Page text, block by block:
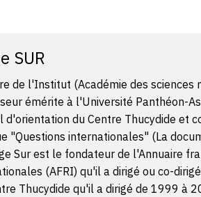
SUR
de l'Institut (Académie des sciences
émérite à l'Université Panthéon-
d'orientation du Centre Thucydide et
"Questions internationales" (La
Sur est le fondateur de l'Annuaire
(AFRI) qu'il a dirigé ou co-
Thucydide qu'il a dirigé de 1999 à